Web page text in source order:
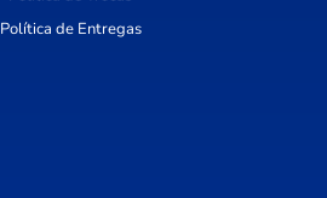
Política de Entregas